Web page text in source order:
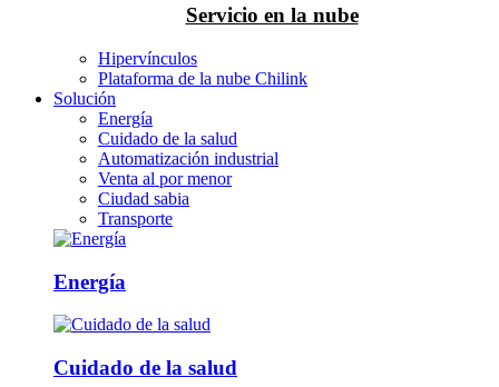
Servicio en la nube
Hipervínculos
Plataforma de la nube Chilink
Solución
Energía
Cuidado de la salud
Automatización industrial
Venta al por menor
Ciudad sabia
Transporte
Energía
Cuidado de la salud